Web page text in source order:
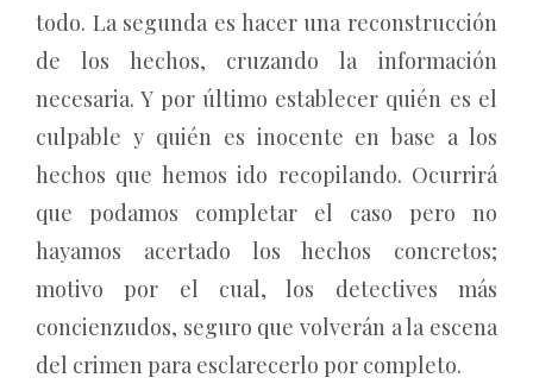
todo. La segunda es hacer una reconstrucción
de los hechos, cruzando la información
necesaria. Y por último establecer quién es el
culpable y quién es inocente en base a los
hechos que hemos ido recopilando. Ocurrirá
que podamos completar el caso pero no
hayamos acertado los hechos concretos;
motivo por el cual, los detectives más
concienzudos, seguro que volverán a la escena
del crimen para esclarecerlo por completo.